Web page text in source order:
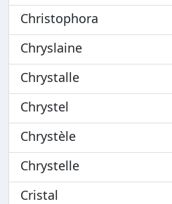
Christophora
Chryslaine
Chrystalle
Chrystel
Chrystèle
Chrystelle
Cristal